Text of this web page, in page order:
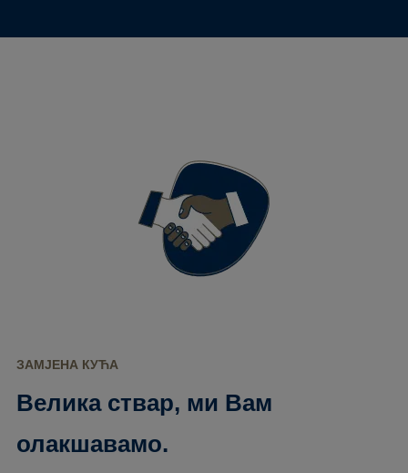
ЗАМЈЕНА КУЋА
Велика ствар, ми Вам
олакшавамо.